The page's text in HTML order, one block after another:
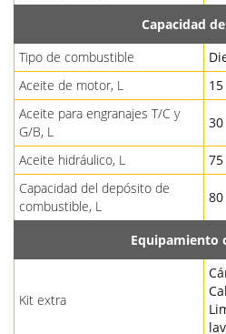
Capacidad
Tipo de combustible
Aceite de motor, L
15
Aceite para engranajes T/C y
G/B, L
30
Aceite hidráulico, L
75
Capacidad del depósito de
combustible, L
80
Equipamiento
Kit extra